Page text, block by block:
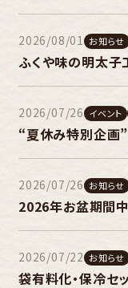
2026/08/01 お知らせ
ふくや味の明太子
2026/07/26 イベント
“夏休み特別企画
2026/07/26 お知らせ
2026年お盆期間
2026/07/22 お知らせ
袋有料化・保冷セ